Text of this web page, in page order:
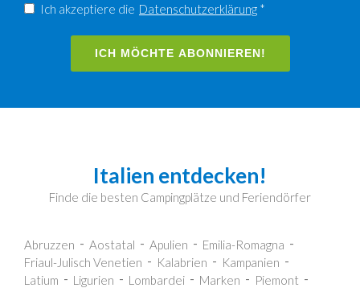
Ich akzeptiere die Datenschutzerklärung *
ICH MÖCHTE ABONNIEREN!
Italien entdecken!
Finde die besten Campingplätze und Feriendörfer
Abruzzen Aostatal Apulien
Emilia-Romagna
Friaul-Julisch Venetien
Kalabrien
Kampanien
Latium
Ligurien Lombardei Marken
Piemont